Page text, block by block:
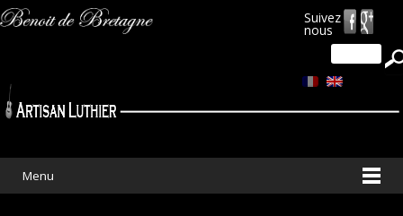
Suivez
nous
Search
Menu